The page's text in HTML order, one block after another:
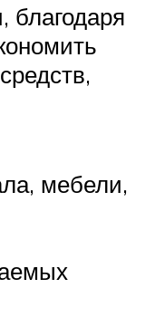
благодаря
мебели,